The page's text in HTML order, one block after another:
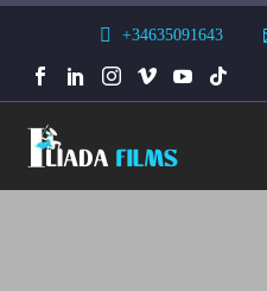
+34635091643